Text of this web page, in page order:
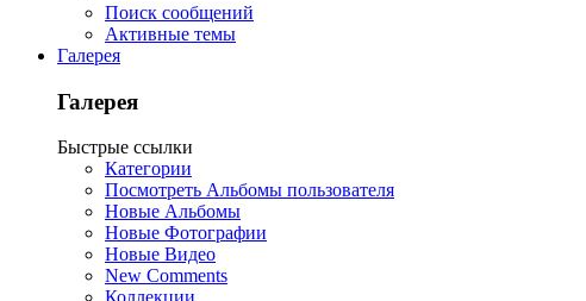
Поиск сообщений
Активные темы
Галерея
Галерея
Быстрые ссылки
Категории
Посмотреть Альбомы пользователя
Новые Альбомы
Новые Фотографии
Новые Видео
New Comments